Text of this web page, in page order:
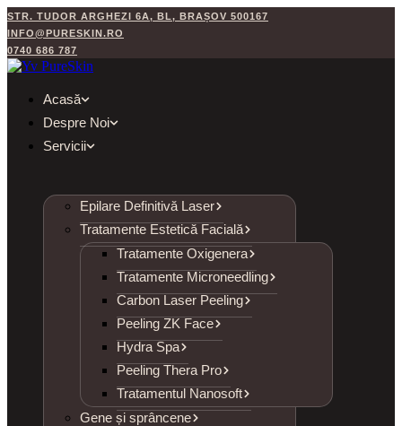
STR. TUDOR ARGHEZI 6A, BL, BRAȘOV 500167
INFO@PURESKIN.RO
0740 686 787
Acasă
Despre Noi
Servicii
Epilare Definitivă Laser
Tratamente Estetică Facială
Tratamente Oxigenera
Tratamente Microneedling
Carbon Laser Peeling
Peeling ZK Face
Hydra Spa
Peeling Thera Pro
Tratamentul Nanosoft
Gene și sprâncene